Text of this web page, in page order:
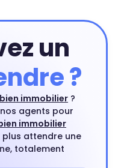
un
?
immobilier ?
agents pour
immobilier
plus attendre une
totalement